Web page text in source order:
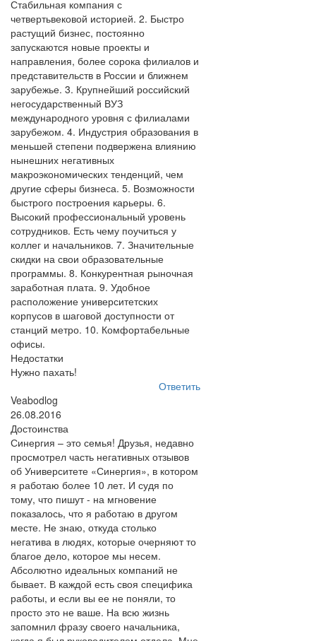
Стабильная компания с
четвертьвековой историей. 2. Быстро
растущий бизнес, постоянно
запускаются новые проекты и
направления, более сорока филиалов и
представительств в России и ближнем
зарубежье. 3. Крупнейший российский
негосударственный ВУЗ
международного уровня с филиалами
зарубежом. 4. Индустрия образования в
меньшей степени подвержена влиянию
нынешних негативных
макроэкономических тенденций, чем
другие сферы бизнеса. 5. Возможности
быстрого построения карьеры. 6.
Высокий профессиональный уровень
сотрудников. Есть чему поучиться у
коллег и начальников. 7. Значительные
скидки на свои образовательные
программы. 8. Конкурентная рыночная
заработная плата. 9. Удобное
расположение университетских
корпусов в шаговой доступности от
станций метро. 10. Комфортабельные
офисы.
Недостатки
Нужно пахать!
Ответить
Veabodlog
26.08.2016
Достоинства
Синергия – это семья! Друзья, недавно
просмотрел часть негативных отзывов
об Университете «Синергия», в котором
я работаю более 10 лет. И судя по
тому, что пишут - на мгновение
показалось, что я работаю в другом
месте. Не знаю, откуда столько
негатива в людях, которые очерняют то
благое дело, которое мы несем.
Абсолютно идеальных компаний не
бывает. В каждой есть своя специфика
работы, и если вы ее не поняли, то
просто это не ваше. На всю жизнь
запомнил фразу своего начальника,